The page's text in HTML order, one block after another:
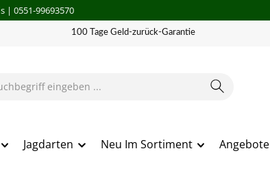
| 0551-99693570
100 Tage Geld-zurück-Garantie
Jagdarten Neu Im Sortiment Angebote